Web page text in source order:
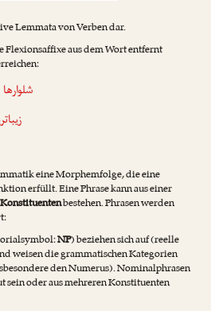
Lemmata von Verben dar.
aus dem Wort entfernt
شلوارها
eine Morphemfolge, die eine
erfüllt. Eine Phrase kann aus einer
Konstituentenbestehen. Phrasen werden
NP) beziehen sich auf (reelle
weisen die grammatischen Kategorien
den Numerus). Nominalphrasen
sein oder aus mehreren Konstituenten